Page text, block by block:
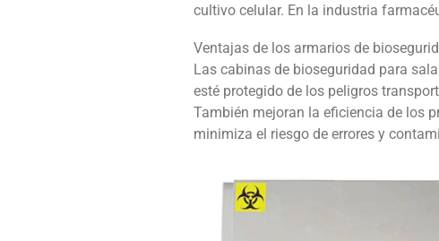
cultivo celular. En la industria
Ventajas de los armarios de
Las cabinas de bioseguridad para
esté protegido de los peligros
También mejoran la eficiencia de los
minimiza el riesgo de errores y